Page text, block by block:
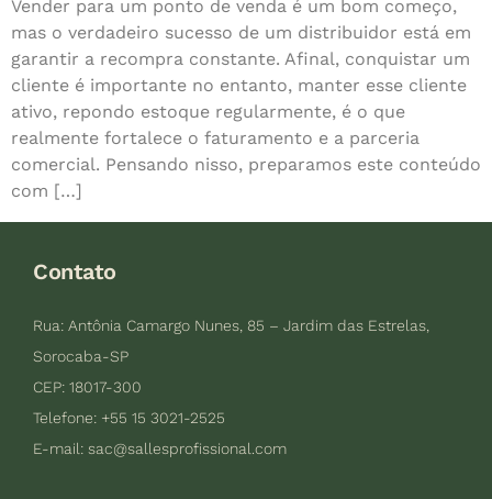
Vender para um ponto de venda é um bom começo,
mas o verdadeiro sucesso de um distribuidor está em
garantir a recompra constante. Afinal, conquistar um
cliente é importante no entanto, manter esse cliente
ativo, repondo estoque regularmente, é o que
realmente fortalece o faturamento e a parceria
comercial. Pensando nisso, preparamos este conteúdo
com […]
Contato
Rua: Antônia Camargo Nunes, 85 – Jardim das Estrelas,
Sorocaba-SP
CEP: 18017-300
Telefone: +55 15 3021-2525
E-mail: sac@sallesprofissional.com